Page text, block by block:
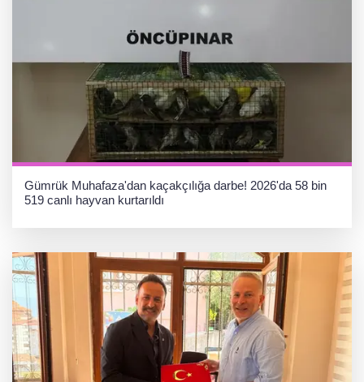
Gümrük Muhafaza'dan kaçakçılığa darbe! 2026'da 58 bin
519 canlı hayvan kurtarıldı